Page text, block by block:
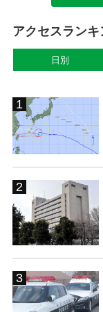
アクセスランキ
日別